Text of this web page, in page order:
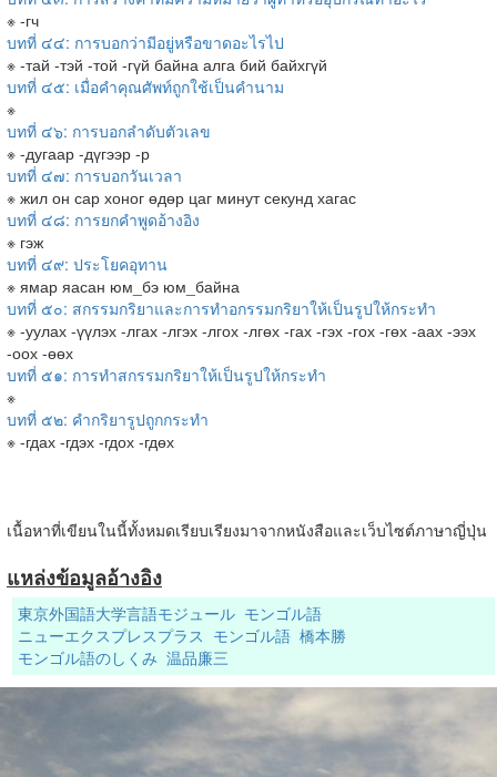
※ -гч
บทที่ ๔๔: การบอกว่ามีอยู่หรือขาดอะไรไป
※ -тай -тэй -той -гүй байна алга бий байхгүй
บทที่ ๔๕: เมื่อคำคุณศัพท์ถูกใช้เป็นคำนาม
※
บทที่ ๔๖: การบอกลำดับตัวเลข
※ -дугаар -дүгээр -р
บทที่ ๔๗: การบอกวันเวลา
※ жил он сар хоног өдөр цаг минут секунд хагас
บทที่ ๔๘: การยกคำพูดอ้างอิง
※ гэж
บทที่ ๔๙: ประโยคอุทาน
※ ямар яасан юм_бэ юм_байна
บทที่ ๕๐: สกรรมกริยาและการทำอกรรมกริยาให้เป็นรูปให้กระทำ
※ -уулах -үүлэх -лгах -лгэх -лгох -лгөх -гах -гэх -гох -гөх -аах -ээх
-оох -өөх
บทที่ ๕๑: การทำสกรรมกริยาให้เป็นรูปให้กระทำ
※
บทที่ ๕๒: คำกริยารูปถูกกระทำ
※ -гдах -гдэх -гдох -гдөх
เนื้อหาที่เขียนในนี้ทั้งหมดเรียบเรียงมาจากหนังสือและเว็บไซต์ภาษาญี่ปุ่น
แหล่งข้อมูลอ้างอิง
東京外国語大学言語モジュール モンゴル語
ニューエクスプレスプラス モンゴル語 橋本勝
モンゴル語のしくみ 温品廉三